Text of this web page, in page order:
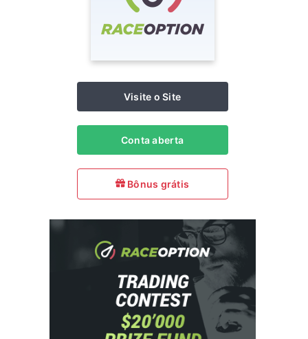
Visite o Site
Conta aberta
Bônus grátis